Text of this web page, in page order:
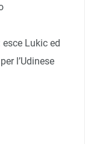
Lukic ed
l’Udinese